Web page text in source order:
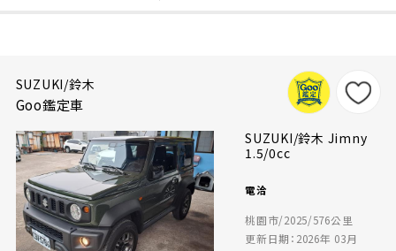
SUZUKI/鈴木
Goo鑑定車
SUZUKI/鈴木 Jimny
1.5/0cc
電洽
桃園市/2025/576公里
更新日期：2026年 03月